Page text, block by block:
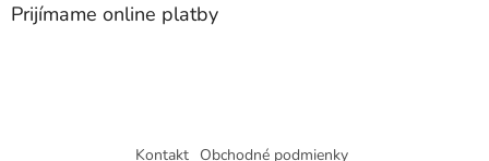
Prijímame online platby
Kontakt Obchodné podmienky